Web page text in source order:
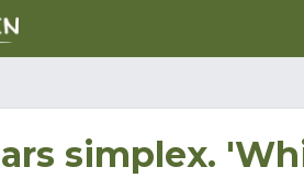
simplex.